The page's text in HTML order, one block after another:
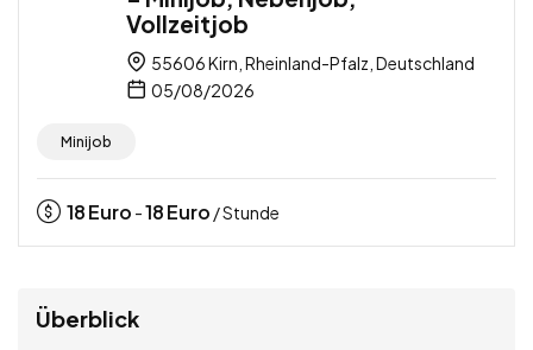
Vollzeitjob
55606 Kirn, Rheinland-Pfalz, Deutschland
05/08/2026
Minijob
18Euro -18Euro / Stunde
Überblick